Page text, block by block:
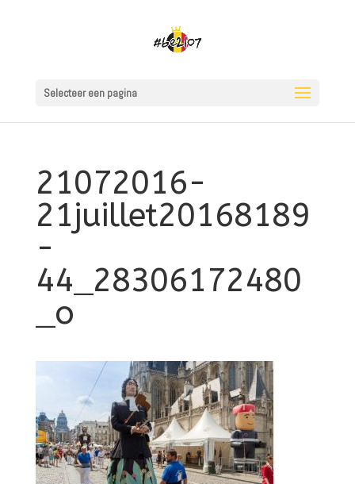
Selecteer een pagina
21072016-
21juillet20168189
-
44_28306172480
_o